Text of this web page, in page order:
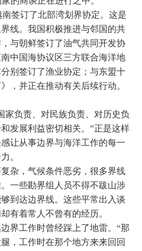
签订了北部湾划界协定。这是
线。我国积极推进与邻国的共
与朝鲜签订了油气共同开发协
中国海协议区三方联合海洋地
别签订了渔业协定；与东盟十
，并正在推动有关后续行动。
家负责、对民族负责、对历史负
发展利益密切相关。”正是这样
让从事边界与海洋工作的每一
。
杂，气候条件恶劣，很多界线
一些勘界组人员不得不跋山涉
到达边界线。这些平常出入谈
有着常人不曾有的经历。
界工作时曾经踩上了地雷。“那
，工作时在那个地方来来回回